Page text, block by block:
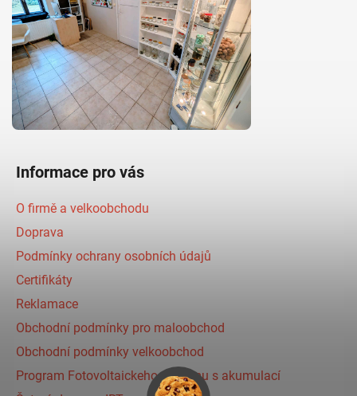
Informace pro vás
O firmě a velkoobchodu
Doprava
Podmínky ochrany osobních údajů
Certifikáty
Reklamace
Obchodní podmínky pro maloobchod
Obchodní podmínky velkoobchod
Program Fotovoltaickeho systému s akumulací